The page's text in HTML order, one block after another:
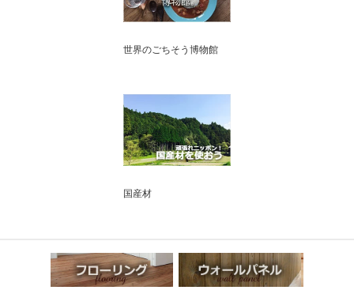
世界のごちそう博物館
国産材